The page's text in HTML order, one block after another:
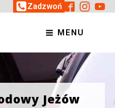
Zadzwoń
MENU
Jeżów